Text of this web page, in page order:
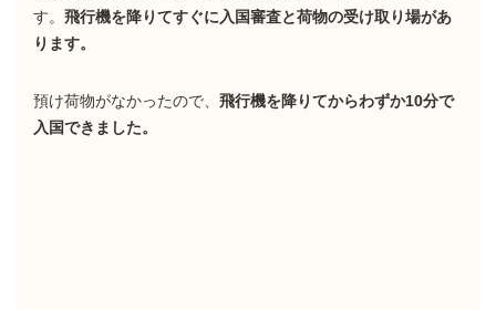
す。 飛行機を降りてすぐに入国審査と荷物の受け取り場があ
ります。
預け荷物がなかったので、 飛行機を降りてからわずか10分で
入国できました。